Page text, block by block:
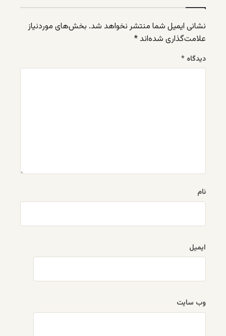
نشانی ایمیل شما منتشر نخواهد شد. بخش‌های موردنیاز
علامت‌گذاری شده‌اند *
دیدگاه *
نام
ایمیل
وب‌ سایت